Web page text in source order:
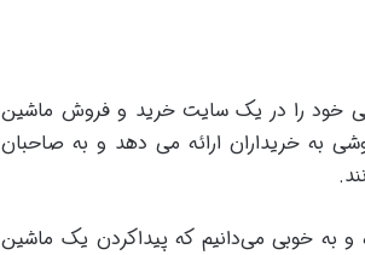
خود را در یک سایت خرید و فروش ماشین
به خریداران ارائه می دهد و به صاحبان
به خوبی می‌دانیم که پیداکردن یک ماشین